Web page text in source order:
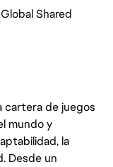
Shared
cartera de juegos
mundo y
la
Desde un